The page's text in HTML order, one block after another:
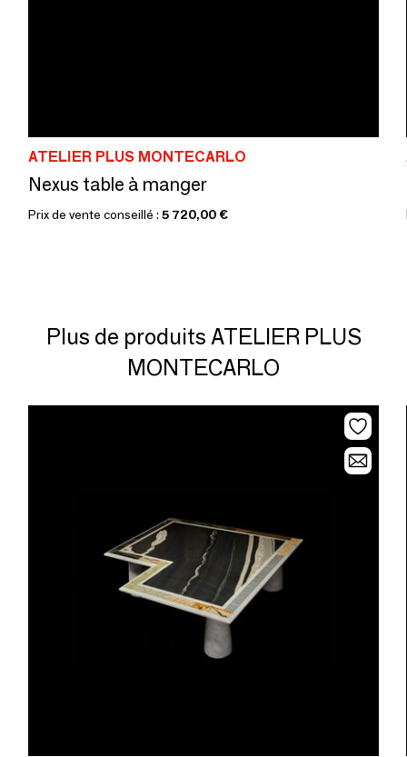
ATELIER PLUS MONTECARLO
Nexus table à manger
Prix de vente conseillé : 5 720,00 €
Plus de produits ATELIER PLUS
MONTECARLO